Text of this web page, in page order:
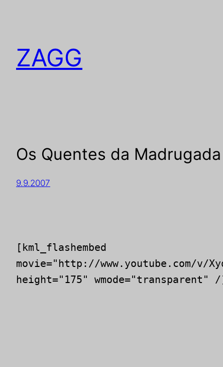
ZAGG
Os Quentes da Madrugada
9.9.2007
[kml_flashembed
movie="http://www.youtube.com/v/
height="175" wmode="transparent" /